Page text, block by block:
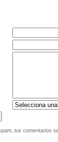
tus comentarios